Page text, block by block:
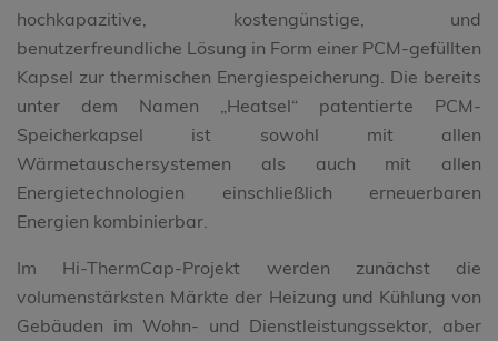
hochkapazitive, kostengünstige, und
benutzerfreundliche Lösung in Form einer PCM-gefüllten
Kapsel zur thermischen Energiespeicherung. Die bereits
unter dem Namen „Heatsel“ patentierte PCM-
Speicherkapsel ist sowohl mit allen
Wärmetauschersystemen als auch mit allen
Energietechnologien einschließlich erneuerbaren
Energien kombinierbar.
Im Hi-ThermCap-Projekt werden zunächst die
volumenstärksten Märkte der Heizung und Kühlung von
Gebäuden im Wohn- und Dienstleistungssektor, aber